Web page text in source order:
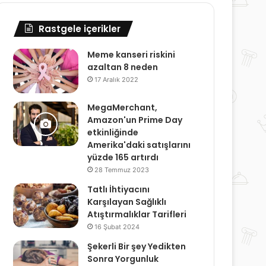
Rastgele içerikler
Meme kanseri riskini
azaltan 8 neden
17 Aralık 2022
MegaMerchant,
Amazon'un Prime Day
etkinliğinde
Amerika'daki satışlarını
yüzde 165 artırdı
28 Temmuz 2023
Tatlı İhtiyacını
Karşılayan Sağlıklı
Atıştırmalıklar Tarifleri
16 Şubat 2024
Şekerli Bir şey Yedikten
Sonra Yorgunluk